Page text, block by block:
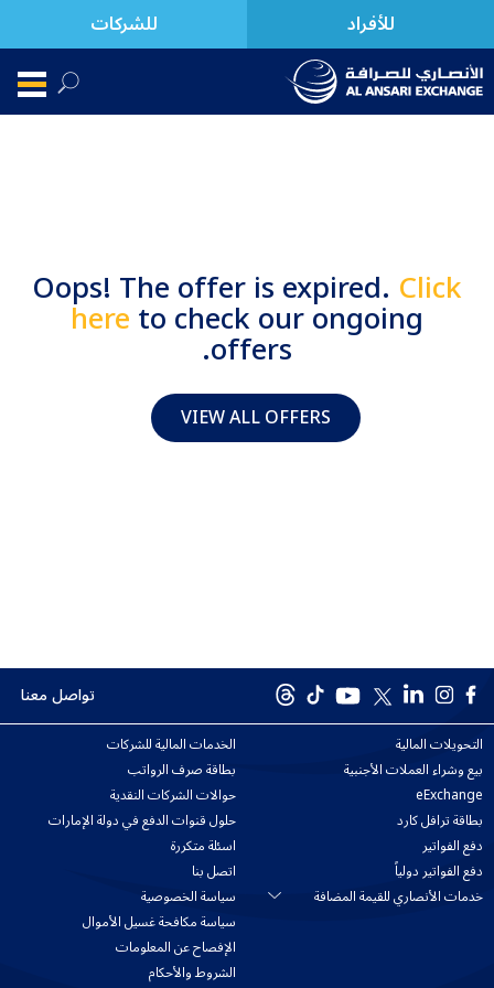
للأفراد للشركات
Oops! The offer is expired. Click
hereto check our ongoing
offers.
VIEW ALL OFFERS
تواصل معنا
التحويلات المالية
بيع وشراء العملات الأجنبية
eExchange
بطاقة ترافل كارد
دفع الفواتير
دفع الفواتير دولياً
خدمات الأنصاري للقيمة المضافة
الخدمات المالية للشركات
بطاقة صرف الرواتب
حوالات الشركات النقدية
حلول قنوات الدفع في دولة الإمارات
اسئلة متكررة
اتصل بنا
سياسة الخصوصية
سياسة مكافحة غسيل الأموال
الإفصاح عن المعلومات
الشروط والأحكام